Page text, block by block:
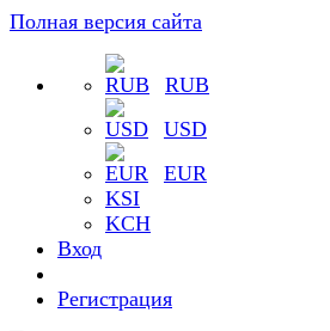
Полная версия сайта
RUB
USD
EUR
KSI
KCH
Вход
Регистрация